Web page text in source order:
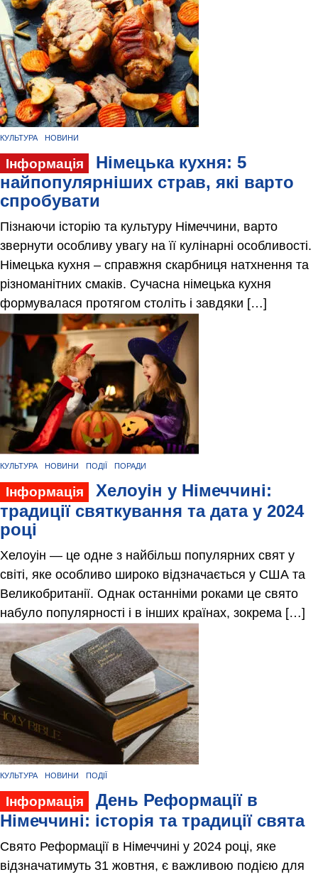
КУЛЬТУРА НОВИНИ
Інформація
Німецька кухня: 5
найпопулярніших страв, які варто
спробувати
Пізнаючи історію та культуру Німеччини, варто
звернути особливу увагу на її кулінарні особливості.
Німецька кухня – справжня скарбниця натхнення та
різноманітних смаків. Сучасна німецька кухня
формувалася протягом століть і завдяки […]
КУЛЬТУРА НОВИНИ ПОДІЇ ПОРАДИ
Інформація
Хелоуін у Німеччині:
традиції святкування та дата у 2024
році
Хелоуін — це одне з найбільш популярних свят у
світі, яке особливо широко відзначається у США та
Великобританії. Однак останніми роками це свято
набуло популярності і в інших країнах, зокрема […]
КУЛЬТУРА НОВИНИ ПОДІЇ
Інформація
День Реформації в
Німеччині: історія та традиції свята
Свято Реформації в Німеччині у 2024 році, яке
відзначатимуть 31 жовтня, є важливою подією для